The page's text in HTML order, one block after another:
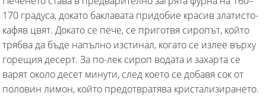
170 градуса, докато баклавата придобие красив златисто-
кафяв цвят. Докато се пече, се приготвя сиропът, който
трябва да бъде напълно изстинал, когато се излее върху
горещия десерт. За по-лек сироп водата и захарта се
варят около десет минути, след което се добавя сок от
половин лимон, който предотвратява кристализирането.